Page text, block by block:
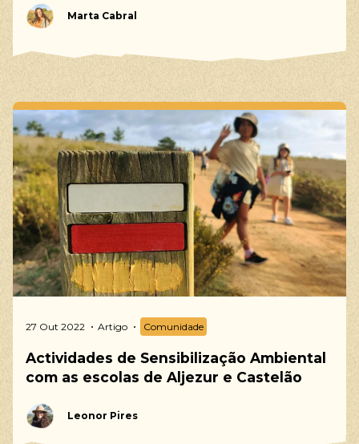
Marta Cabral
27 Out 2022 Artigo Comunidade
Actividades de Sensibilização Ambiental
com as escolas de Aljezur e Castelão
Leonor Pires